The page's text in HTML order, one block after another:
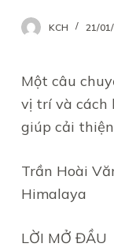
n
KCH 21/
Một câu
vị trí và cách
giúp cải
Trần Hoài
Himalaya
LỜI MỞ ĐẦU